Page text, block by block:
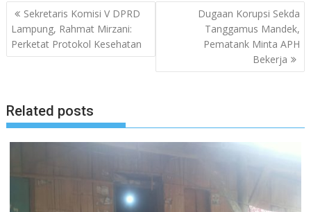
Navigasi
pos
Sekretaris Komisi V DPRD
Lampung, Rahmat Mirzani:
Perketat Protokol Kesehatan
Dugaan Korupsi Sekda
Tanggamus Mandek,
Pematank Minta APH
Bekerja
Related posts